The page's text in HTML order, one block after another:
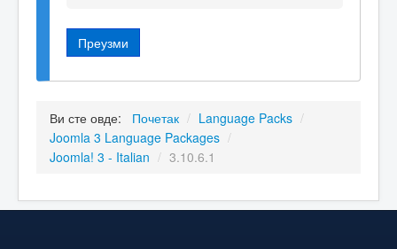
Преузми
Ви сте овде: Почетак / Language Packs /
Joomla 3 Language Packages /
Joomla! 3 - Italian / 3.10.6.1